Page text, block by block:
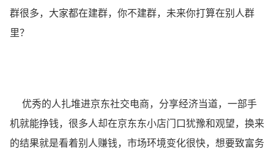
群很多，大家都在建群，你不建群，未来你打算在别人群
里？
优秀的人扎堆进京东社交电商，分享经济当道，一部手
机就能挣钱，很多人却在京东东小店门口犹豫和观望，换来
的结果就是看着别人赚钱，市场环境变化很快，想要致富务